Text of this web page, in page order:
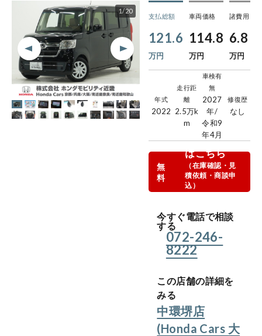
1/20
支払総額
121.6
万円
車両価格
114.8
万円
諸費用
6.8
万円
年式
2022
走行距
離
2.5万k
m
車検有
無
2027
年/
令和9
年4月
修復歴
なし
無
料
商談お申込
はこちら
（在庫確認・見
積依頼・商談申
込）
今すぐ電話で相談
する
072-246-
8222
この店舗の詳細を
みる
中環堺店
(Honda Cars 大